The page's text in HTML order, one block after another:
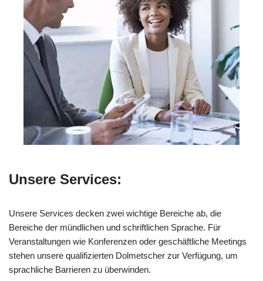
Unsere Services:
Unsere Services decken zwei wichtige Bereiche ab, die
Bereiche der mündlichen und schriftlichen Sprache. Für
Veranstaltungen wie Konferenzen oder geschäftliche Meetings
stehen unsere qualifizierten Dolmetscher zur Verfügung, um
sprachliche Barrieren zu überwinden.